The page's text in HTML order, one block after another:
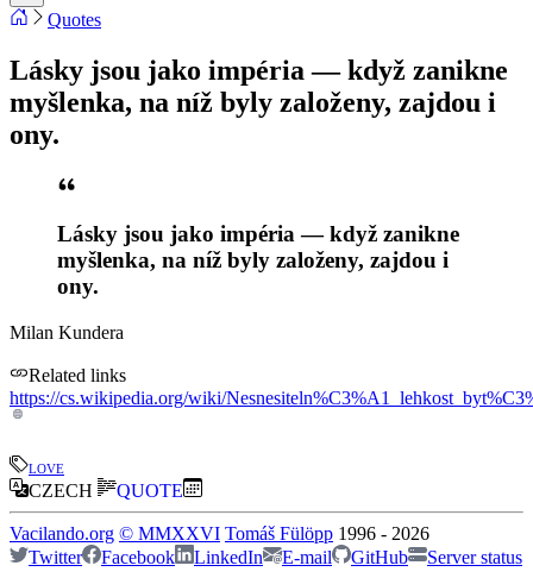
Quotes
Lásky jsou jako impéria — když zanikne
myšlenka, na níž byly založeny, zajdou i
ony.
Lásky jsou jako impéria — když zanikne
myšlenka, na níž byly založeny, zajdou i
ony.
Milan Kundera
Related links
https://cs.wikipedia.org/wiki/
love
CZECH
QUOTE
Vacilando.org © MMXXVI Tomáš Fülöpp 1996 - 2026
Twitter
Facebook LinkedIn E-mail GitHub Server status